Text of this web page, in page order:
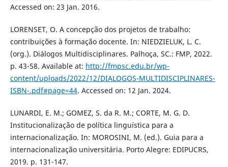
Accessed on: 23 Jan. 2016.
LORENSET, O. A concepção dos projetos de trabalho:
contribuições à formação docente. In: NIEDZIELUK, L. C.
(org.). Diálogos Multidisciplinares. Palhoça, SC.: FMP, 2022.
p. 43-58. Available at: http://fmpsc.edu.br/wp-
content/uploads/2022/12/DIALOGOS-MULTIDISCIPLINARES-
ISBN-.pdf#page=44. Accessed on: 12 Jan. 2024.
LUNARDI, E. M.; GOMEZ, S. da R. M.; CORTE, M. G. D.
Institucionalização de política linguística para a
internacionalização. In: MOROSINI, M. (ed.). Guia para a
internacionalização universitária. Porto Alegre: EDIPUCRS,
2019. p. 131-147.